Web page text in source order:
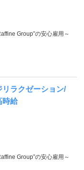
Group”の安心雇用～
ラクゼーション/
時給
Group”の安心雇用～